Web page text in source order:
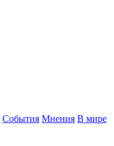
События Мнения В мире